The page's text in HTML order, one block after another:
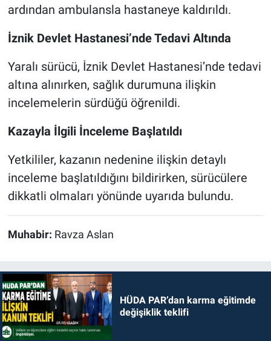
ardından ambulansla hastaneye kaldırıldı.
İznik Devlet Hastanesi’nde Tedavi Altında
Yaralı sürücü, İznik Devlet Hastanesi’nde tedavi
altına alınırken, sağlık durumuna ilişkin
incelemelerin sürdüğü öğrenildi.
Kazayla İlgili İnceleme Başlatıldı
Yetkililer, kazanın nedenine ilişkin detaylı
inceleme başlatıldığını bildirirken, sürücülere
dikkatli olmaları yönünde uyarıda bulundu.
Muhabir: Ravza Aslan
HÜDA PAR’dan karma eğitimde
değişiklik teklifi